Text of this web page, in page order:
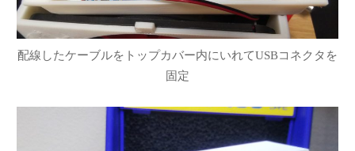
配線したケーブルをトップカバー内にいれてUSBコネクタを
固定